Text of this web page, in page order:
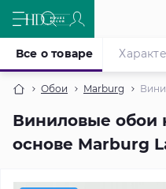
Обои Marburg
Виниловые обои
основе Marburg
Все о товаре